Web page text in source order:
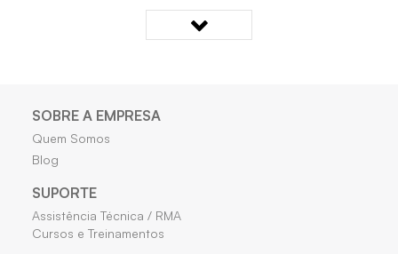
potência/capacidade1800VA. Desenvolvido para
painéis elétricos, automação, manutenção
Quais os benefícios do NOBREAK INTELBRAS XNB
1800VA BIVOLT (SEM BATERIA)?
SOBRE A EMPRESA
Quem Somos
Blog
SUPORTE
Assistência Técnica / RMA
Cursos e Treinamentos